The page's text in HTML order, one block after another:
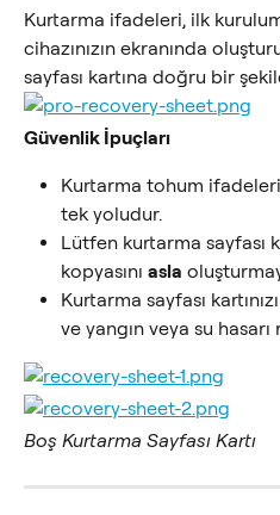
Kurtarma ifadeleri, ilk
cihazınızın ekranında
sayfası kartına doğru bir
Güvenlik İpuçları
Kurtarma tohum ifadeleri,
tek yoludur.
Lütfen kurtarma sayfası
kopyasını asla
Kurtarma sayfası
ve yangın veya su
Boş Kurtarma Sayfası Kartı